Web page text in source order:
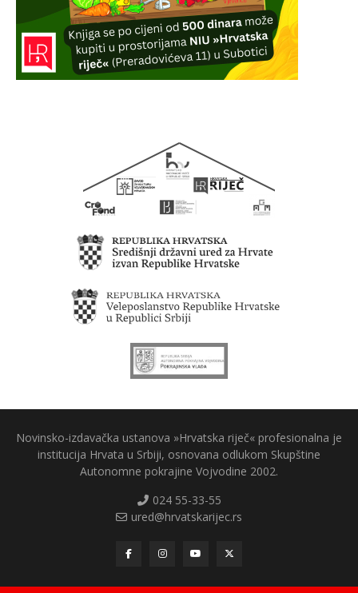
Novinsko-izdavačka ustanova »Hrvatska riječ« profesionalna je
institucija Hrvata u Srbiji, osnovana odlukom Skupštine
Autonomne pokrajine Vojvodine 2002.
024 55-33-55
ured@hrvatskarijec.rs